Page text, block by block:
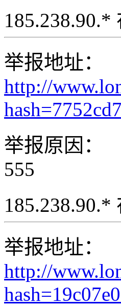
185.238.90.*
举报地址：
http://
举报原因：
555
185.238.90.*
举报地址：
http://